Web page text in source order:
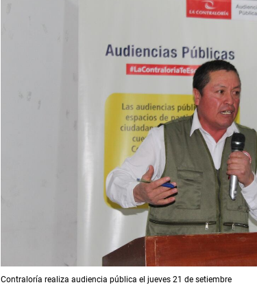
Contraloría realiza audiencia pública el jueves 21 de setiembre